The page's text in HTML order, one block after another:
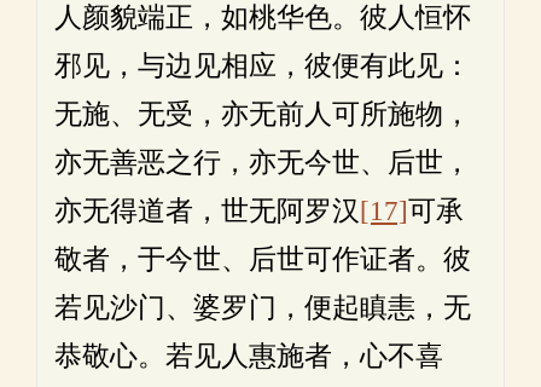
人颜貌端正，如桃华色。彼人恒怀
邪见，与边见相应，彼便有此见：
无施、无受，亦无前人可所施物，
亦无善恶之行，亦无今世、后世，
亦无得道者，世无阿罗汉[17]可承
敬者，于今世、后世可作证者。彼
若见沙门、婆罗门，便起瞋恚，无
恭敬心。若见人惠施者，心不喜